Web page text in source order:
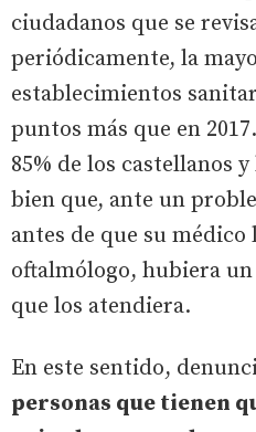
ciudadanos que se
periódicamente, la
establecimientos
puntos más que en
85% de los castellanos
bien que, ante un
antes de que su médico
oftalmólogo, hubiera
que los atendiera.
En este sentido,
personas que tienen